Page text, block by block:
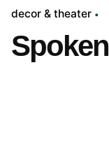
decor & theater
Spoken